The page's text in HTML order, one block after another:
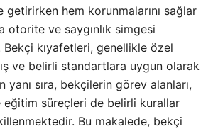
hem korunmalarını sağlar
otorite ve saygınlık simgesi
Bekçi kıyafetleri, genellikle özel
ve belirli standartlara uygun olarak
yanı sıra, bekçilerin görev alanları,
süreçleri de belirli kurallar
Bu makalede, bekçi